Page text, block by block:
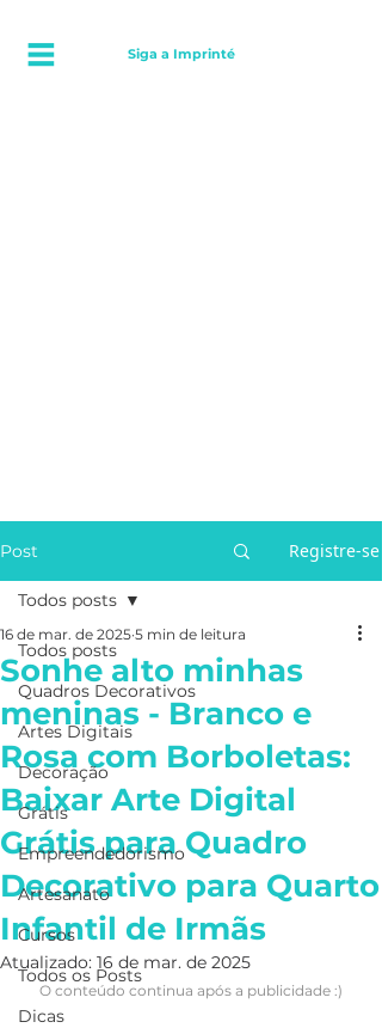
Siga a Imprinté
Post Registre-se
Todos posts
Quadros Decorativos
Artes Digitais
Decoração
Grátis
Empreendedorismo
Artesanato
Cursos
Todos os Posts
Dicas
Todos posts
Sonhe alto minhas
meninas - Branco e
Rosa com Borboletas:
Baixar Arte Digital
Grátis para Quadro
Decorativo para Quarto
Infantil de Irmãs
16 de mar. de 2025 5 min de leitura
Atualizado: 16 de mar. de 2025
O conteúdo continua após a publicidade :)